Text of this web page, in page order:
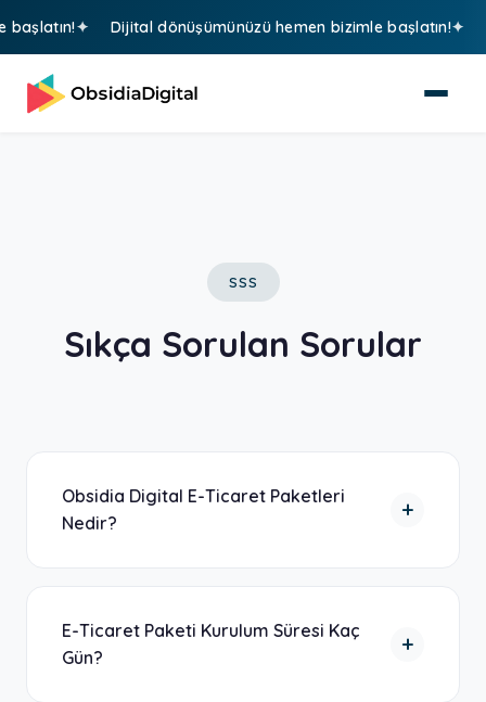
Dijital dönüşümünüzü hemen bizimle başlatın!
SSS
Sıkça Sorulan Sorular
Obsidia Digital E-Ticaret Paketleri
Nedir?
+
kolayca satmanızı sağlar. Gelişmiş özelliklere
E-Ticaret Paketi Kurulum Süresi Kaç
Gün?
+